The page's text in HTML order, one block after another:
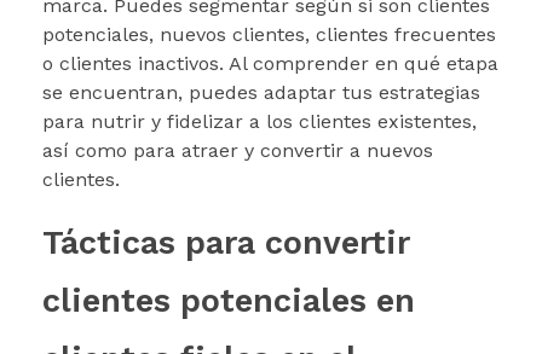
marca. Puedes segmentar según si son clientes
potenciales, nuevos clientes, clientes frecuentes
o clientes inactivos. Al comprender en qué etapa
se encuentran, puedes adaptar tus estrategias
para nutrir y fidelizar a los clientes existentes,
así como para atraer y convertir a nuevos
clientes.
Tácticas para convertir
clientes potenciales en